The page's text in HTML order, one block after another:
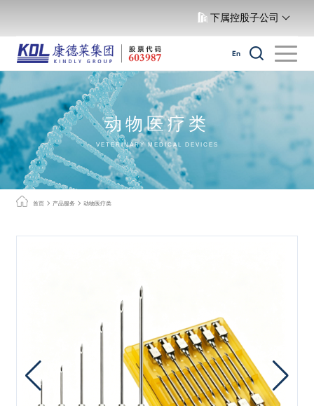
下属控股子公司
En
动物医疗类
VETERINARY MEDICAL DEVICES
首页 产品服务 动物医疗类